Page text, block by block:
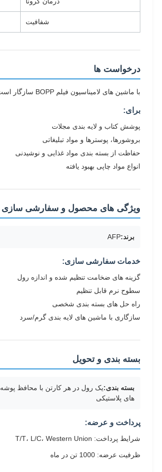
شفافیت
درخواست ها
با ماشین های لامیناسیون فیلم BOPP سازگار است، این فیلم به طور گسترده ای در سراسر صنعت چاپ برای پوشش و لامیناسیون کاغذ، کارتن،و مواد مختلف برای محافظت در برابر رطوبت، کثافت و آسیب جسمی
برای:
پوشش کتاب و لایه بندی مجلات
بروشورها، پوسترها و مواد تبلیغاتی
حفاظت از بسته بندی مواد غذایی و نوشیدنی
انواع مواد چاپی بهبود یافته
ویژگی های محصول و سفارشی سازی
برند:AFP
خدمات سفارشی سازی:
گزینه های ضخامت تنظیم شده و اندازه رول
سطوح نرم قابل تنظیم
راه حل های بسته بندی شخصی
سازگاری با ماشین های لایه بندی گرم/سرد
بسته بندی و تحویل
بسته بندی:یک رول در هر کارتن با محافظ پوشه
های پلاستیکی
پرداخت و عرضه:
شرایط پرداخت: T/T، L/C، Western Union
ظرفیت عرضه: 1000 تن در ماه